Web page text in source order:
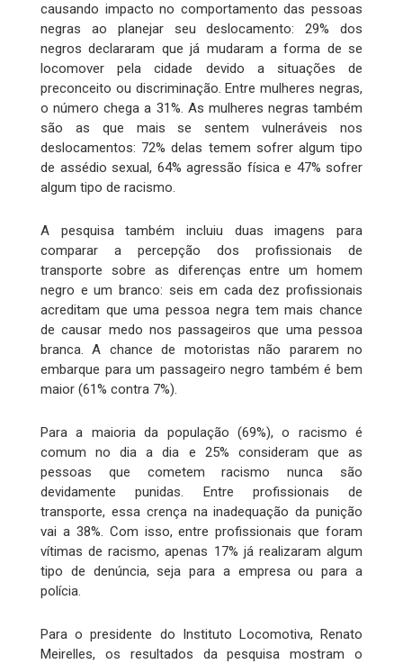
causando impacto no comportamento das pessoas
negras ao planejar seu deslocamento: 29% dos
negros declararam que já mudaram a forma de se
locomover pela cidade devido a situações de
preconceito ou discriminação. Entre mulheres negras,
o número chega a 31%. As mulheres negras também
são as que mais se sentem vulneráveis nos
deslocamentos: 72% delas temem sofrer algum tipo
de assédio sexual, 64% agressão física e 47% sofrer
algum tipo de racismo.
A pesquisa também incluiu duas imagens para
comparar a percepção dos profissionais de
transporte sobre as diferenças entre um homem
negro e um branco: seis em cada dez profissionais
acreditam que uma pessoa negra tem mais chance
de causar medo nos passageiros que uma pessoa
branca. A chance de motoristas não pararem no
embarque para um passageiro negro também é bem
maior (61% contra 7%).
Para a maioria da população (69%), o racismo é
comum no dia a dia e 25% consideram que as
pessoas que cometem racismo nunca são
devidamente punidas. Entre profissionais de
transporte, essa crença na inadequação da punição
vai a 38%. Com isso, entre profissionais que foram
vítimas de racismo, apenas 17% já realizaram algum
tipo de denúncia, seja para a empresa ou para a
polícia.
Para o presidente do Instituto Locomotiva, Renato
Meirelles, os resultados da pesquisa mostram o